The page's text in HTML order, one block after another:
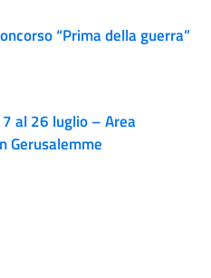
“Prima della guerra”
al 26 luglio – Area
Gerusalemme